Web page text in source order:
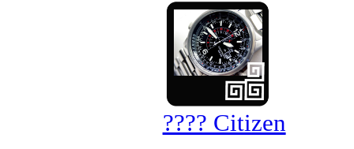
???? Citizen